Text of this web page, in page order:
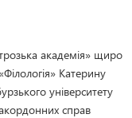
академія» щиро
Катерину
університету
справ